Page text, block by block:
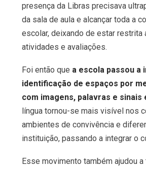
presença da Libras precisava
da sala de aula e alcançar toda a
escolar, deixando de estar restrita
atividades e avaliações.
Foi então que a escola passou a
identificação de espaços por
com imagens, palavras e sinais
língua tornou-se mais visível nos
ambientes de convivência e
instituição, passando a integrar o
Esse movimento também ajudou